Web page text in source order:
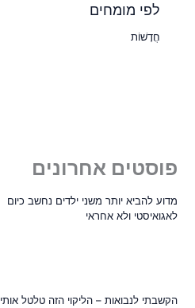
לפי מומחים
חֲדָשׁוֹת
פוסטים אחרונים
מדוע להביא יותר משני ילדים נחשב כיום
לאגואיסטי ולא אחראי
הקשבתי לנבואות – הליקוי הזה טלטל אותי